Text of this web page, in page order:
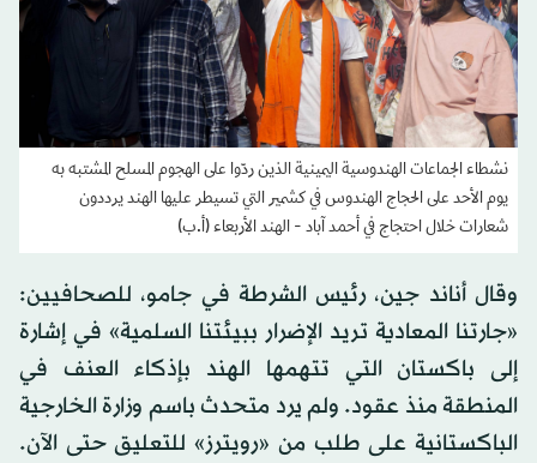
نشطاء الجماعات الهندوسية اليمينية الذين ردّوا على الهجوم المسلح المشتبه به
يوم الأحد على الحجاج الهندوس في كشمير التي تسيطر عليها الهند يرددون
شعارات خلال احتجاج في أحمد آباد - الهند الأربعاء (أ.ب)
وقال أناند جين، رئيس الشرطة في جامو، للصحافيين:
«جارتنا المعادية تريد الإضرار ببيئتنا السلمية» في إشارة
إلى باكستان التي تتهمها الهند بإذكاء العنف في
المنطقة منذ عقود. ولم يرد متحدث باسم وزارة الخارجية
الباكستانية على طلب من «رويترز» للتعليق حتى الآن.